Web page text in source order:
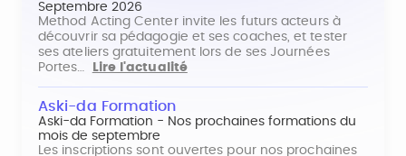
Septembre 2026
Method Acting Center invite les futurs acteurs à
découvrir sa pédagogie et ses coaches, et tester
ses ateliers gratuitement lors de ses Journées
Portes…
Lire l'actualité
Aski-da Formation
Aski-da Formation - Nos prochaines formations du
mois de septembre
Les inscriptions sont ouvertes pour nos prochaines